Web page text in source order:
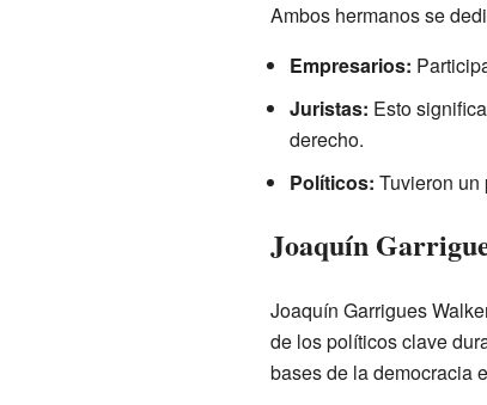
Ambos hermanos se
Empresarios:
Juristas: Esto
derecho.
Políticos: Tuvieron un
Joaquín
Joaquín Garrigues
de los políticos clave
bases de la democracia